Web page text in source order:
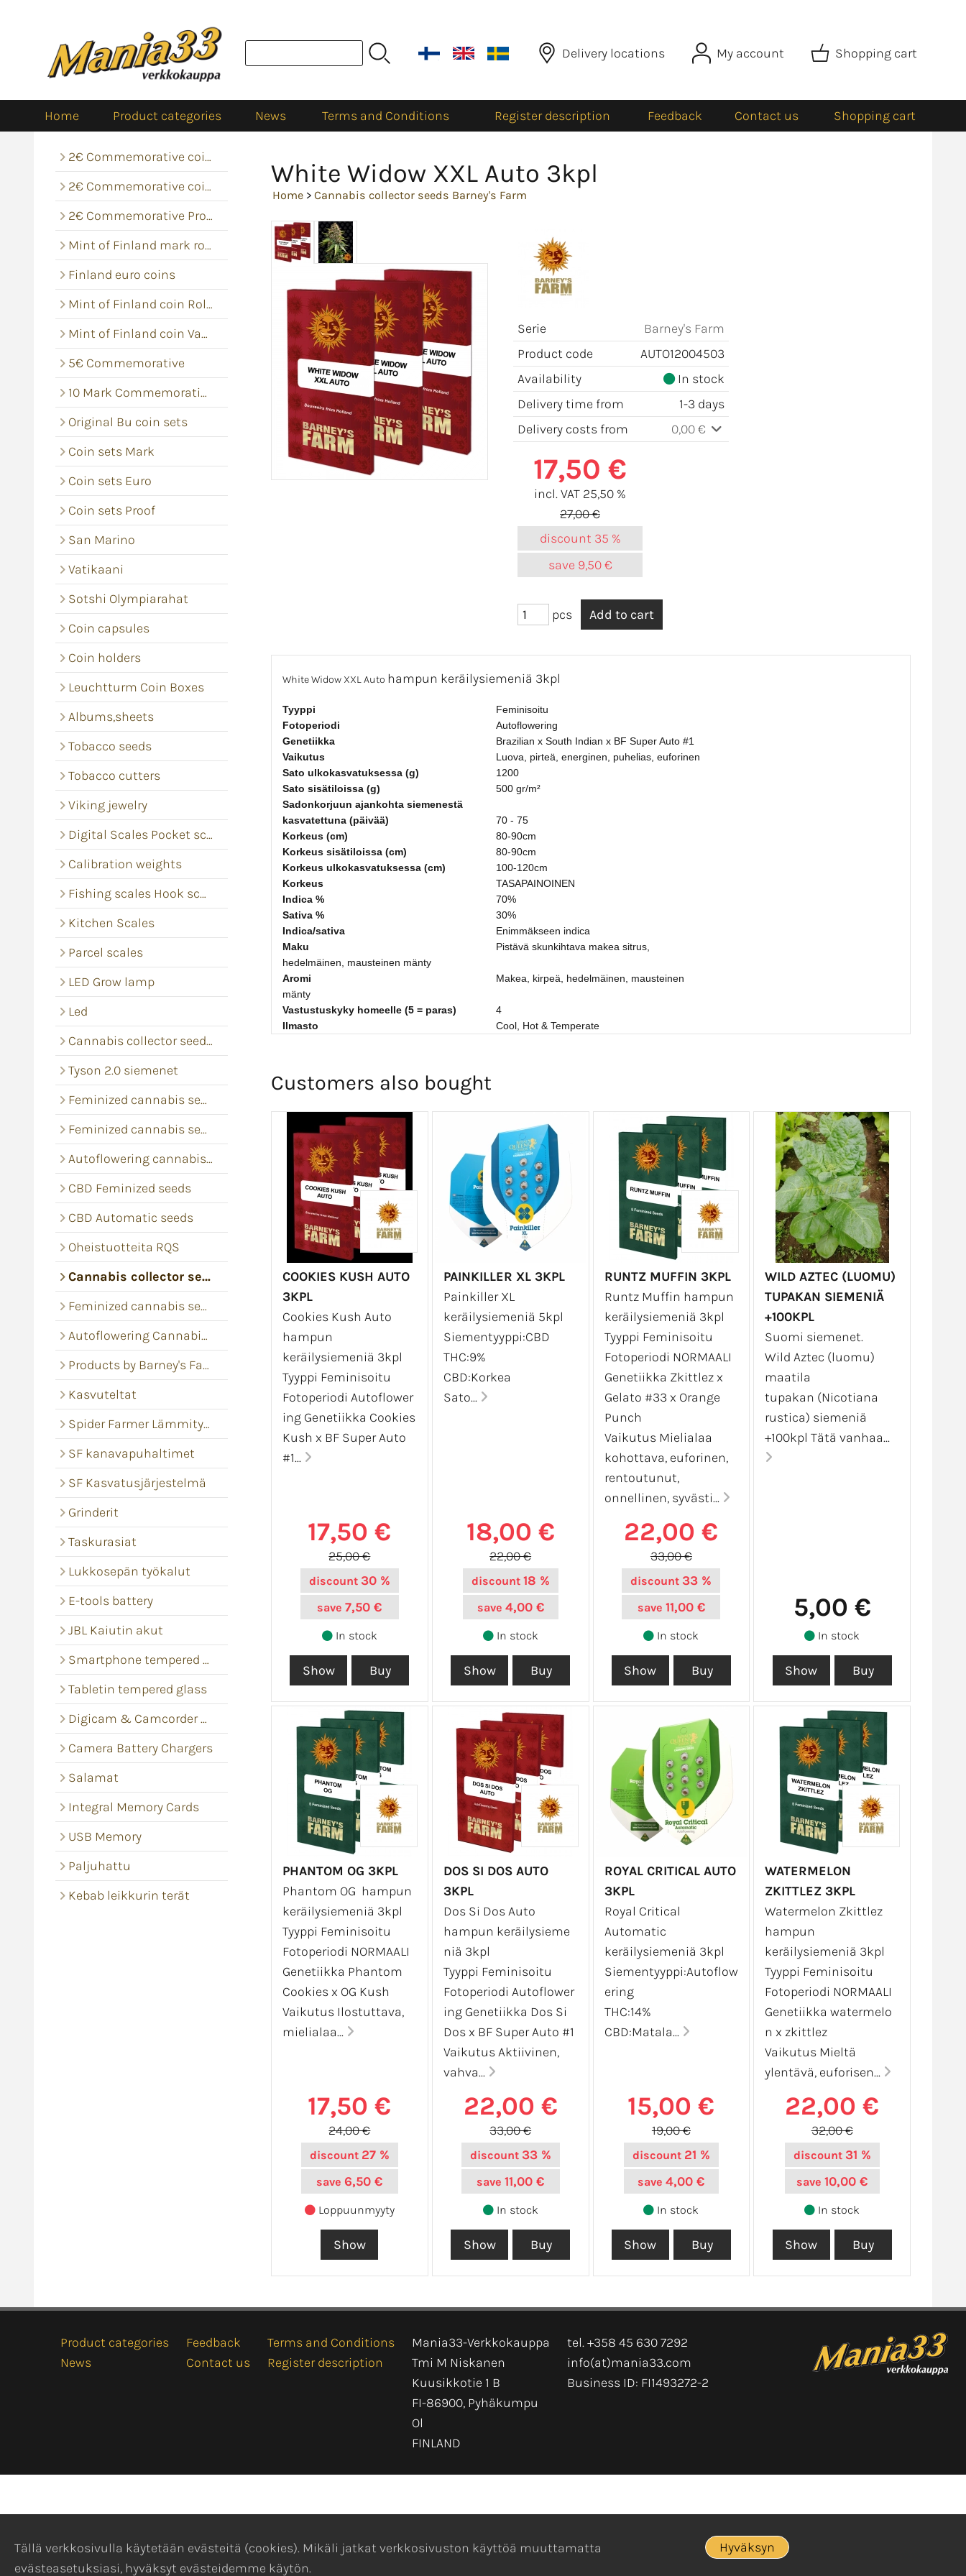
Delivery locations My account Shopping cart
Home Product categories News Terms and Conditions Register description Feedback Contact us Shopping cart
2€ Commemorative coins
2€ Commemorative coin rolls
2€ Commemorative Proof
Mint of Finland mark rolls
Finland euro coins
Mint of Finland coin Rolls
Mint of Finland coin Vacums
5€ Commemorative
10 Mark Commemorative coins
Original Bu coin sets
Coin sets Mark
Coin sets Euro
Coin sets Proof
San Marino
Vatikaani
Sotshi Olympiarahat
Coin capsules
Coin holders
Leuchtturm Coin Boxes
Albums,sheets
Tobacco seeds
Tobacco cutters
Viking jewelry
Digital Scales Pocket scales
Calibration weights
Fishing scales Hook scales
Kitchen Scales
Parcel scales
LED Grow lamp
Led
Cannabis collector seeds RQS
Tyson 2.0 siemenet
Feminized cannabis seeds
Feminized cannabis seeds
Autoflowering cannabis seeds
CBD Feminized seeds
CBD Automatic seeds
Oheistuotteita RQS
Cannabis collector seeds Barney's Farm
Feminized cannabis seeds
Autoflowering Cannabis seeds
Products by Barney's Farm
Kasvuteltat
Spider Farmer Lämmitysmatot
SF kanavapuhaltimet
SF Kasvatusjärjestelmä
Grinderit
Taskurasiat
Lukkosepän työkalut
E-tools battery
JBL Kaiutin akut
Smartphone tempered glass
Tabletin tempered glass
Digicam & Camcorder batteries
Camera Battery Chargers
Salamat
Integral Memory Cards
USB Memory
Paljuhattu
Kebab leikkurin terät
White Widow XXL Auto 3kpl
Home > Cannabis collector seeds Barney's Farm
Serie
Barney's Farm
Product code
AUTO12004503
Availability
In stock
Delivery time from
1-3 days
Delivery costs from
0,00 €
17,50 €
incl. VAT 25,50 %
27,00 €
discount 35 %
save 9,50 €
pcs
White Widow XXL Auto hampun keräilysiemeniä 3kpl
Tyyppi
Feminisoitu
Fotoperiodi
Autoflowering
Genetiikka
Brazilian x South Indian x BF Super Auto #1
Vaikutus
Luova, pirteä, energinen, puhelias, euforinen
Sato ulkokasvatuksessa (g)
1200
Sato sisätiloissa (g)
500 gr/m²
Sadonkorjuun ajankohta siemenestä
kasvatettuna (päivää)
70 - 75
Korkeus (cm)
80-90cm
Korkeus sisätiloissa (cm)
80-90cm
Korkeus ulkokasvatuksessa (cm)
100-120cm
Korkeus
TASAPAINOINEN
Indica %
70%
Sativa %
30%
Indica/sativa
Enimmäkseen indica
Maku
Pistävä skunkihtava makea sitrus,
hedelmäinen, mausteinen mänty
Aromi
Makea, kirpeä, hedelmäinen, mausteinen
mänty
Vastustuskyky homeelle (5 = paras)
4
Ilmasto
Cool, Hot & Temperate
Customers also bought
COOKIES KUSH AUTO
3KPL
Cookies Kush Auto
hampun
keräilysiemeniä 3kpl
Tyyppi Feminisoitu
Fotoperiodi Autoflower
ing Genetiikka Cookies
Kush x BF Super Auto
#1...
17,50 €
25,00 €
discount 30 %
save 7,50 €
In stock
PAINKILLER XL 3KPL
Painkiller XL
keräilysiemeniä 5kpl
Siementyyppi:CBD
THC:9%
CBD:Korkea
Sato...
18,00 €
22,00 €
discount 18 %
save 4,00 €
In stock
RUNTZ MUFFIN 3KPL
Runtz Muffin hampun
keräilysiemeniä 3kpl
Tyyppi Feminisoitu
Fotoperiodi NORMAALI
Genetiikka Zkittlez x
Gelato #33 x Orange
Punch
Vaikutus Mielialaa
kohottava, euforinen,
rentoutunut,
onnellinen, syvästi...
22,00 €
33,00 €
discount 33 %
save 11,00 €
In stock
WILD AZTEC (LUOMU)
TUPAKAN SIEMENIÄ
+100KPL
Suomi siemenet.
Wild Aztec (luomu)
maatila
tupakan (Nicotiana
rustica) siemeniä
+100kpl Tätä vanhaa...
5,00 €
In stock
PHANTOM OG 3KPL
Phantom OG hampun
keräilysiemeniä 3kpl
Tyyppi Feminisoitu
Fotoperiodi NORMAALI
Genetiikka Phantom
Cookies x OG Kush
Vaikutus Ilostuttava,
mielialaa...
17,50 €
24,00 €
discount 27 %
save 6,50 €
Loppuunmyyty
DOS SI DOS AUTO
3KPL
Dos Si Dos Auto
hampun keräilysieme
niä 3kpl
Tyyppi Feminisoitu
Fotoperiodi Autoflower
ing Genetiikka Dos Si
Dos x BF Super Auto #1
Vaikutus Aktiivinen,
vahva...
22,00 €
33,00 €
discount 33 %
save 11,00 €
In stock
ROYAL CRITICAL AUTO
3KPL
Royal Critical
Automatic
keräilysiemeniä 3kpl
Siementyyppi:Autoflow
ering
THC:14%
CBD:Matala...
15,00 €
19,00 €
discount 21 %
save 4,00 €
In stock
WATERMELON
ZKITTLEZ 3KPL
Watermelon Zkittlez
hampun
keräilysiemeniä 3kpl
Tyyppi Feminisoitu
Fotoperiodi NORMAALI
Genetiikka watermelo
n x zkittlez
Vaikutus Mieltä
ylentävä, euforisen...
22,00 €
32,00 €
discount 31 %
save 10,00 €
In stock
Product categories
News
Feedback
Contact us
Terms and Conditions
Register description
Mania33-Verkkokauppa
Tmi M Niskanen
Kuusikkotie 1 B
FI-86900, Pyhäkumpu
Ol
FINLAND
tel. +358 45 630 7292
info(at)mania33.com
Business ID: FI1493272-2
Tällä verkkosivulla käytetään evästeitä (cookies). Mikäli jatkat verkkosivuston käyttöä muuttamatta
evästeasetuksiasi, hyväksyt evästeidemme käytön.
Hyväksyn